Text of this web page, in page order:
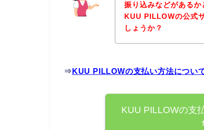
振り込みなどがある
KUU PILLOWの公式
しょうか？
⇒ KUU PILLOWの支払い方法につい
KUU PILLOWの支